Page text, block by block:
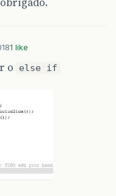
1 like
o else if